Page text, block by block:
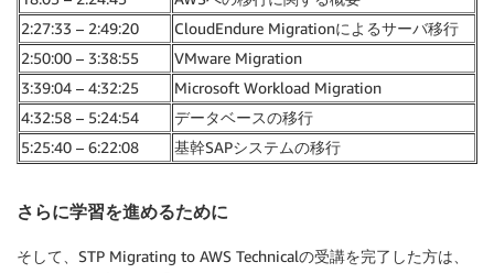
2:27:33 – 2:49:20
CloudEndure Migrationによるサーバ移行
2:50:00 – 3:38:55
VMware Migration
3:39:04 – 4:32:25
Microsoft Workload Migration
4:32:58 – 5:24:54
データベースの移行
5:25:40 – 6:22:08
基幹SAPシステムの移行
さらに学習を進めるために
そして、STP Migrating to AWS Technicalの受講を完了した方は、